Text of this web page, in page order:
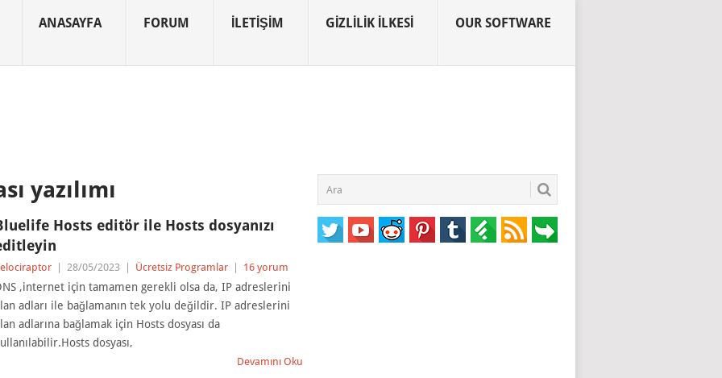
ANASAYFA FORUM İLETIŞIM GIZLILIK İLKESI OUR SOFTWARE
yazılımı
Hosts editör ile Hosts dosyanızı
28/05/2023 Ücretsiz Programlar 16 yorum
,internet için tamamen gerekli olsa da, IP adreslerini
adları ile bağlamanın tek yolu değildir. IP adreslerini
adlarına bağlamak için Hosts dosyası da
dosyası,
Devamını Oku